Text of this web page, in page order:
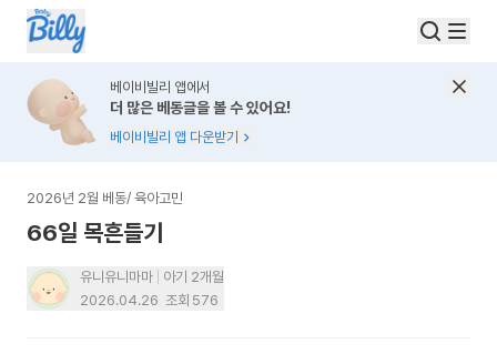
베이비빌리 앱에서
더 많은 베동글을 볼 수 있어요!
베이비빌리 앱 다운받기
2026년 2월 베동/ 육아고민
66일 목흔들기
유니유니마마
아기 2개월
2026.04.26 조회 576